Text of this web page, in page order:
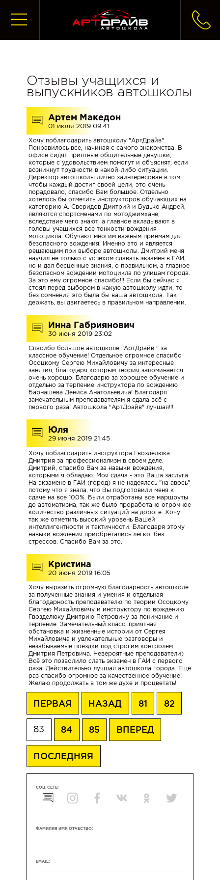
ЗАПИСАТЬСЯ
НА
УЧЕБУ
ЧТО
ДЕЛАТЬ
ПОСЛЕ
ЗАПИСИ
В
АВТОШКОЛУ
О
НАС
НАША
МАШИНЫ
И
КЛАССЫ
ОТЗЫВЫ
БЛИЖАЙШИЕ
ГРУППЫ
Категория
А
и
А1
|
Мотоцикл
Категория
B
|
Механика
и
Автомат|
Новые
автомобили
VW
Polo,
Geely
Emgrand,
BYD
E2
C
Грузовой
Mercedes
Atego
Категория
СЕ
автомобиль
Фура
Отзывы учащихся и
выпускников автошколы
Артем Македон
01 июля 2019 09:41
Хочу поблагодарить автошколу "АртДрайв".
Понравилось все, начиная с самого знакомства. В
офисе сидят приятные общительные девушки,
которые с удовольствием помогут и объяснят, если
возникнут трудности в какой-либо ситуации.
Директор автошколы лично заинтересован в том,
чтобы каждый достиг своей цели, это очень
порадовало, спасибо Вам большое. Отдельно
хотелось бы отметить инструкторов обучающих на
категорию А. Сверидов Дмитрий и Будько Андрей,
являются спортсменами по мотоджимхане,
вследствие чего знают, а главное вкладывают в
головы учащихся все тонкости вождения
мотоцикла. Обучают многим важным приемам для
безопасного вождения. Именно это и является
решающим при выборе автошколы. Дмитрий меня
научил не только с успехом сдавать экзамен в ГАИ,
но и дал бесценные знания, о правильном, а главное
безопасном вождении мотоцикла по улицам города.
За это ему огромное спасибо!!! Если бы сейчас я
стоял перед выбором в какую автошколу идти, то
без сомнения это была бы ваша автошкола. Так
держать, вы двигаетесь в правильном направлении.
Инна Габриянович
30 июня 2019 23:02
Спасибо большое автошколе "АртДрайв " за
классное обучение! Отдельное огромное спасибо
Осоцкому Сергею Михайловичу за интересные
занятия, благодаря которым теория запоминается
очень хорошо. Благодарю за хорошее обучение и
отдельно за терпение инструктора по вождению
Барнашева Дениса Анатольевича! Благодаря
замечательным преподавателям я сдала всё с
первого раза! Автошкола "АртДрайв" лучшая!!!
Юля
29 июня 2019 21:45
Хочу поблагодарить инструктора Гвозделюка
Дмитрия за профессионализм в своем деле.
Дмитрий, спасибо Вам за навыки вождения,
которыми я обладаю. Моя сдача - это Ваша заслуга.
На экзамене в ГАИ (город) я не надеялась "на авось"
потому что я знала, что Вы подготовили меня к
сдаче на все 100%. Были отработаны все маршруты
до автоматизма, так же было проработано огромное
количество различных ситуаций на дороге. Хочу
так же отметить высокий уровень Вашей
интеллигентности и тактичности. Благодаря этому
навыки вождения приобретались легко, без
стрессов. Спасибо Вам за это.
Кристина
20 июня 2019 16:05
Хочу выразить огромную благодарность автошколе
за полученные знания и умения и отдельная
благодарность преподавателю по теории Осоцкому
Сергею Михайловичу и инструктору по вождению
Гвозделюку Дмитрию Петровичу за понимание и
терпение. Замечательный класс, приятная
обстановка и жизненные истории от Сергея
Михайловича и увлекательные разговоры и
незабываемые поездки под строгим контролем
Дмитрия Петровича. Невероятные преподаватели)
Всё это позволило слать экзамен в ГАИ с первого
раза. Действительно лучшая автошкола города. Ещё
раз спасибо огромное за качественное обучение!
Желаю продолжать в том же духе и процветать!
ПЕРВАЯ НАЗАД 81 82
83 84 85 ВПЕРЕД
ПОСЛЕДНЯЯ
СОЦ. СЕТЬ:
ФАМИЛИЯ ИМЯ ОТЧЕСТВО:
EMAIL: